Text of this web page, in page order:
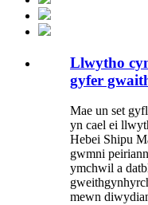
Llwytho
gyfer
Mae un set
yn cael ei
Hebei Shipu
gwmni
ymchwil a
mewn